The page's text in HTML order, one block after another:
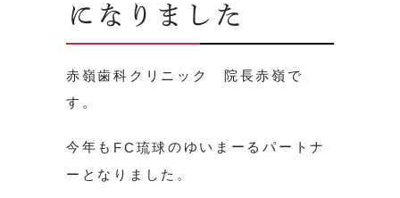
になりました
赤嶺歯科クリニック 院長赤嶺で
す。
今年も FC琉球のゆいまーるパートナ
ーとなりました。